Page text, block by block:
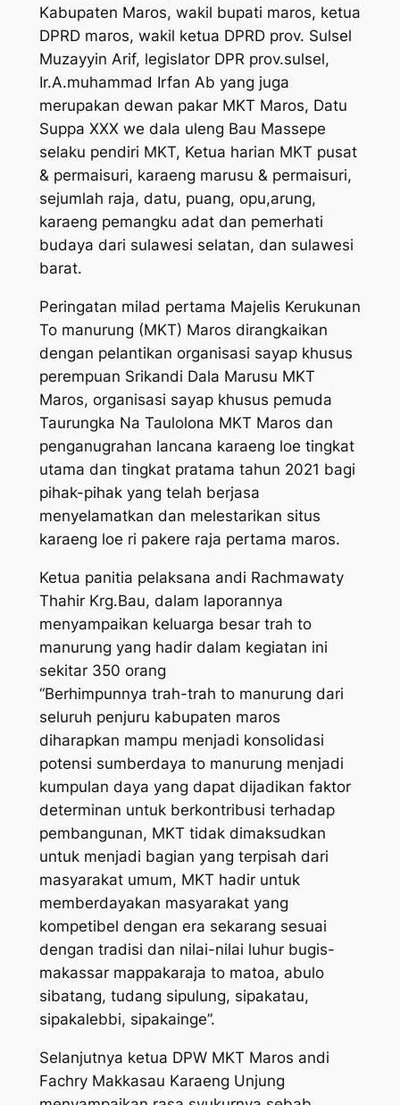
Kabupaten Maros, wakil bupati maros, ketua
DPRD maros, wakil ketua DPRD prov. Sulsel
Muzayyin Arif, legislator DPR prov.sulsel,
Ir.A.muhammad Irfan Ab yang juga
merupakan dewan pakar MKT Maros, Datu
Suppa XXX we dala uleng Bau Massepe
selaku pendiri MKT, Ketua harian MKT pusat
& permaisuri, karaeng marusu & permaisuri,
sejumlah raja, datu, puang, opu,arung,
karaeng pemangku adat dan pemerhati
budaya dari sulawesi selatan, dan sulawesi
barat.
Peringatan milad pertama Majelis Kerukunan
To manurung (MKT) Maros dirangkaikan
dengan pelantikan organisasi sayap khusus
perempuan Srikandi Dala Marusu MKT
Maros, organisasi sayap khusus pemuda
Taurungka Na Taulolona MKT Maros dan
penganugrahan lancana karaeng loe tingkat
utama dan tingkat pratama tahun 2021 bagi
pihak-pihak yang telah berjasa
menyelamatkan dan melestarikan situs
karaeng loe ri pakere raja pertama maros.
Ketua panitia pelaksana andi Rachmawaty
Thahir Krg.Bau, dalam laporannya
menyampaikan keluarga besar trah to
manurung yang hadir dalam kegiatan ini
sekitar 350 orang
“Berhimpunnya trah-trah to manurung dari
seluruh penjuru kabupaten maros
diharapkan mampu menjadi konsolidasi
potensi sumberdaya to manurung menjadi
kumpulan daya yang dapat dijadikan faktor
determinan untuk berkontribusi terhadap
pembangunan, MKT tidak dimaksudkan
untuk menjadi bagian yang terpisah dari
masyarakat umum, MKT hadir untuk
memberdayakan masyarakat yang
kompetibel dengan era sekarang sesuai
dengan tradisi dan nilai-nilai luhur bugis-
makassar mappakaraja to matoa, abulo
sibatang, tudang sipulung, sipakatau,
sipakalebbi, sipakainge”.
Selanjutnya ketua DPW MKT Maros andi
Fachry Makkasau Karaeng Unjung